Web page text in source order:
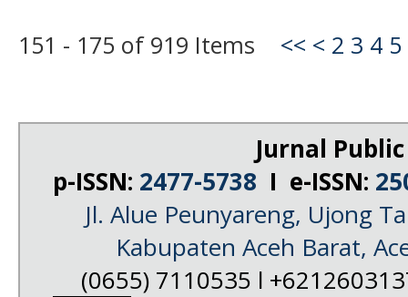
151 - 175 of 919 Items << < 2 3 4 5
Jurnal
p-ISSN: 2477-5738 I e-ISSN:
Jl. Alue Peunyareng, Ujong
Kabupaten Aceh Barat,
(0655) 7110535 l